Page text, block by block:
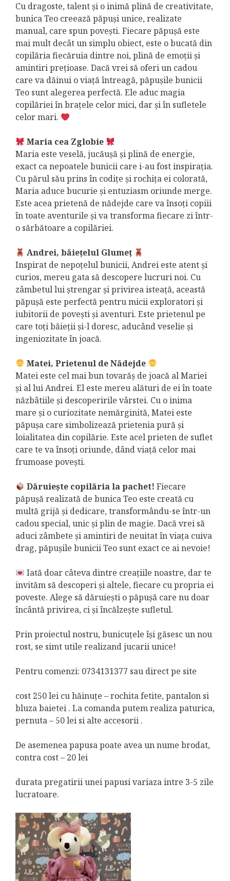
Cu dragoste, talent și o inimă plină de creativitate,
bunica Teo creează păpuși unice, realizate
manual, care spun povești. Fiecare păpușă este
mai mult decât un simplu obiect, este o bucată din
copilăria fiecăruia dintre noi, plină de emoții și
amintiri prețioase. Dacă vrei să oferi un cadou
care va dăinui o viață întreagă, păpușile bunicii
Teo sunt alegerea perfectă. Ele aduc magia
copilăriei în brațele celor mici, dar și în sufletele
celor mari.
Maria cea Zglobie
Maria este veselă, jucăușă și plină de energie,
exact ca nepoatele bunicii care i-au fost inspirația.
Cu părul său prins în codițe și rochița ei colorată,
Maria aduce bucurie și entuziasm oriunde merge.
Este acea prietenă de nădejde care va însoți copiii
în toate aventurile și va transforma fiecare zi într-
o sărbătoare a copilăriei.
Andrei, băiețelul Glumeț
Inspirat de nepoțelul bunicii, Andrei este atent și
curios, mereu gata să descopere lucruri noi. Cu
zâmbetul lui ștrengar și privirea isteață, această
păpușă este perfectă pentru micii exploratori și
iubitorii de povești și aventuri. Este prietenul pe
care toți băieții și-l doresc, aducând veselie și
ingeniozitate în joacă.
Matei, Prietenul de Nădejde
Matei este cel mai bun tovarăș de joacă al Mariei
și al lui Andrei. El este mereu alături de ei în toate
năzbâtiile și descoperirile vârstei. Cu o inima
mare și o curiozitate nemărginită, Matei este
păpușa care simbolizează prietenia pură și
loialitatea din copilărie. Este acel prieten de suflet
care te va însoți oriunde, dând viață celor mai
frumoase povești.
Dăruiește copilăria la pachet! Fiecare
păpușă realizată de bunica Teo este creată cu
multă grijă și dedicare, transformându-se într-un
cadou special, unic și plin de magie. Dacă vrei să
aduci zâmbete și amintiri de neuitat în viața cuiva
drag, păpușile bunicii Teo sunt exact ce ai nevoie!
Iată doar câteva dintre creațiile noastre, dar te
invităm să descoperi și altele, fiecare cu propria ei
poveste. Alege să dăruiești o păpușă care nu doar
încântă privirea, ci și încălzește sufletul.
Prin proiectul nostru, bunicuțele își găsesc un nou
rost, se simt utile realizand jucarii unice!
Pentru comenzi: 0734131377 sau direct pe site
cost 250 lei cu hăinuțe – rochita fetite, pantalon si
bluza baietei . La comanda putem realiza paturica,
pernuta – 50 lei si alte accesorii .
De asemenea papusa poate avea un nume brodat,
contra cost – 20 lei
durata pregatirii unei papusi variaza intre 3-5 zile
lucratoare.